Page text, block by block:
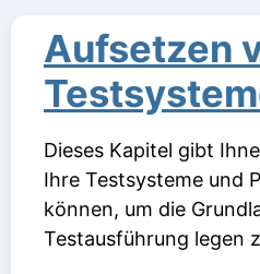
Aufsetzen
Dieses Kapitel gibt
Ihre Testsysteme und
können, um die
Testausführung legen